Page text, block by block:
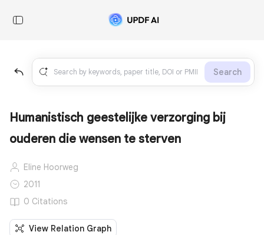
Search
Humanistisch geestelijke verzorging bij
ouderen die wensen te sterven
Eline Hoorweg
2011
0 Citations
View Relation Graph